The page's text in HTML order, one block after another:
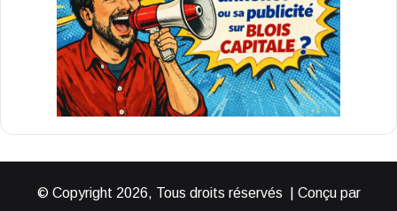
© Copyright 2026, Tous droits réservés | Conçu par